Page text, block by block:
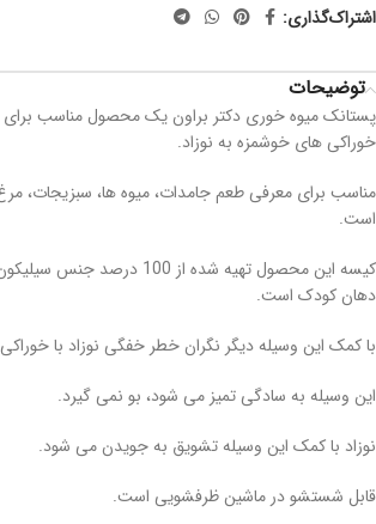
اشتراک‌گذاری:
توضیحات
پستانک میوه خوری دکتر براون یک محصول مناسب برای
خوراکی های خوشمزه به نوزاد.
مناسب برای معرفی طعم جامدات، میوه ها، سبزیجات،
است.
کیسه این محصول تهیه شده از
دهان کودک است.
با کمک این وسیله دیگر نگران خطر خفگی نوزاد با
این وسیله به سادگی تمیز می شود، بو نمی گیرد.
نوزاد با کمک این وسیله تشویق به جویدن می شود.
قابل شستشو در ماشین ظرفشویی است.